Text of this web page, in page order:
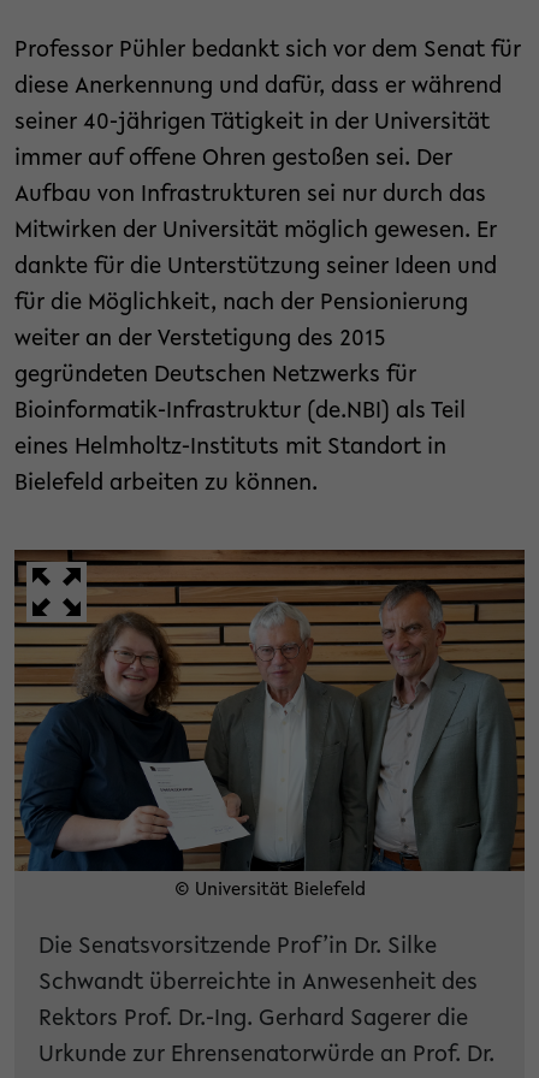
Professor Pühler bedankt sich vor dem Senat für
diese Anerkennung und dafür, dass er während
seiner 40-jährigen Tätigkeit in der Universität
immer auf offene Ohren gestoßen sei. Der
Aufbau von Infrastrukturen sei nur durch das
Mitwirken der Universität möglich gewesen. Er
dankte für die Unterstützung seiner Ideen und
für die Möglichkeit, nach der Pensionierung
weiter an der Verstetigung des 2015
gegründeten Deutschen Netzwerks für
Bioinformatik-Infrastruktur (de.NBI) als Teil
eines Helmholtz-Instituts mit Standort in
Bielefeld arbeiten zu können.
© Universität Bielefeld
Die Senatsvorsitzende Prof’in Dr. Silke
Schwandt überreichte in Anwesenheit des
Rektors Prof. Dr.-Ing. Gerhard Sagerer die
Urkunde zur Ehrensenatorwürde an Prof. Dr.